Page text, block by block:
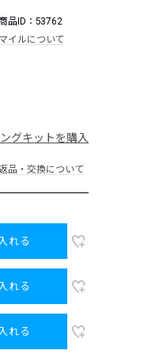
品ID：53762
マイルについて
グキットを購入
品・交換について
れる
れる
れる